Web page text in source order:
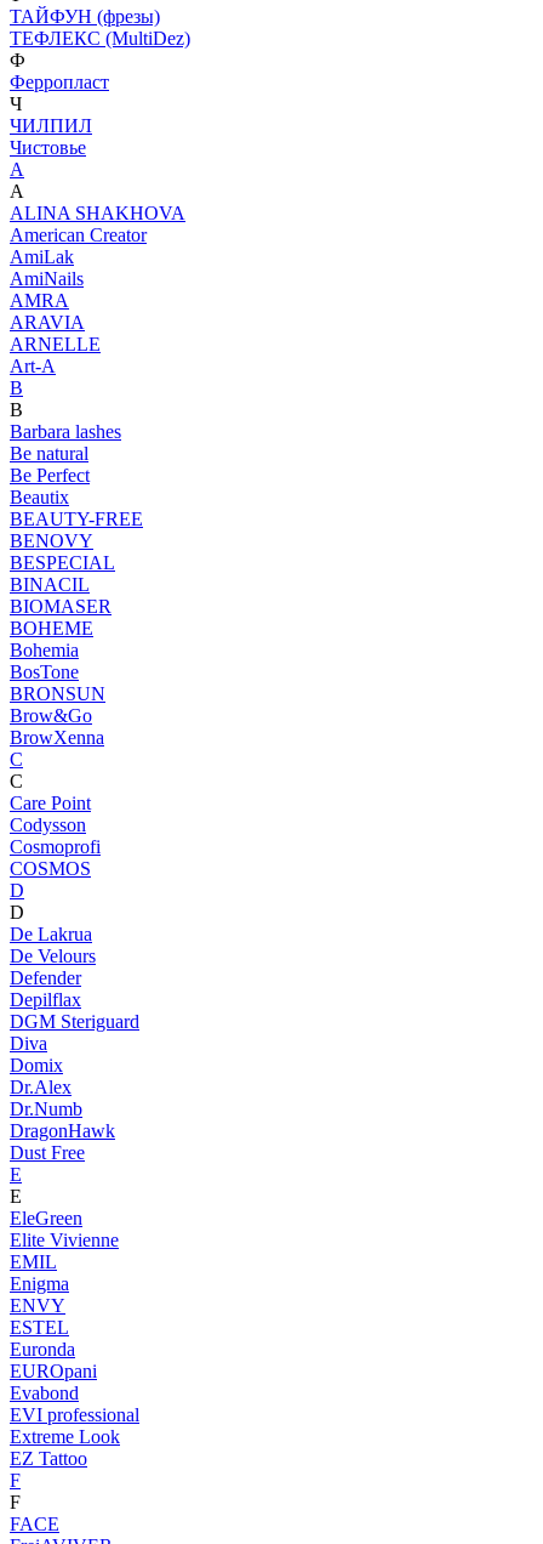
ТАЙФУН (фрезы)
ТЕФЛЕКС (MultiDez)
Ф
Ферропласт
Ч
ЧИЛПИЛ
Чистовье
A
A
ALINA SHAKHOVA
American Creator
AmiLak
AmiNails
AMRA
ARAVIA
ARNELLE
Art-A
B
B
Barbara lashes
Be natural
Be Perfect
Beautix
BEAUTY-FREE
BENOVY
BESPECIAL
BINACIL
BIOMASER
BOHEME
Bohemia
BosTone
BRONSUN
Brow&Go
BrowXenna
C
C
Care Point
Codysson
Cosmoprofi
COSMOS
D
D
De Lakrua
De Velours
Defender
Depilflax
DGM Steriguard
Diva
Domix
Dr.Alex
Dr.Numb
DragonHawk
Dust Free
E
E
EleGreen
Elite Vivienne
EMIL
Enigma
ENVY
ESTEL
Euronda
EUROpani
Evabond
EVI professional
Extreme Look
EZ Tattoo
F
F
FACE